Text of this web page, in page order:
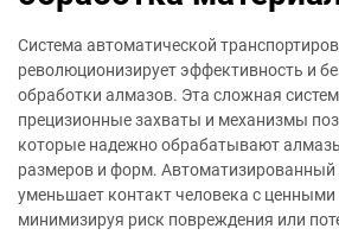
Система автоматической
революционизирует эффективность и
обработки алмазов. Эта сложная
прецизионные захваты и механизмы
которые надежно обрабатывают
размеров и форм. Автоматизированный
уменьшает контакт человека с
минимизируя риск повреждения или